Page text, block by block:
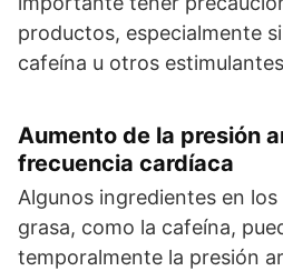
productos, especialmente
cafeína u otros
Aumento de la presión
frecuencia cardíaca
Algunos ingredientes en
grasa, como la cafeína,
temporalmente la presión